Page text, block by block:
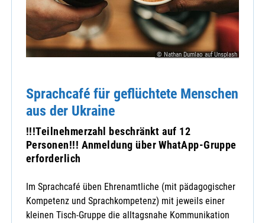
© Nathan Dumlao auf Unsplash
Sprachcafé für geflüchtete Menschen
aus der Ukraine
!!!Teilnehmerzahl beschränkt auf 12
Personen!!! Anmeldung über WhatApp-Gruppe
erforderlich
Im Sprachcafé üben Ehrenamtliche (mit pädagogischer
Kompetenz und Sprachkompetenz) mit jeweils einer
kleinen Tisch-Gruppe die alltagsnahe Kommunikation